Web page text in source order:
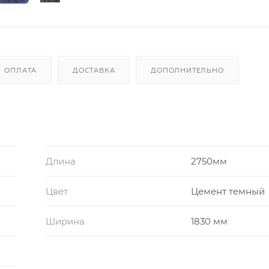
ОПЛАТА ДОСТАВКА ДОПОЛНИТЕЛЬНО
Длина 2750мм
Цвет Цемент темный
Ширина 1830 мм